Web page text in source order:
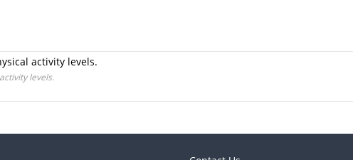
activity levels.
levels.